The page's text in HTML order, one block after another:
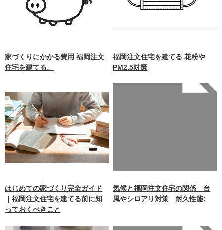
家づくりにかかる費用 福岡注文
住宅を建てる。
福岡注文住宅を建てる 花粉や
PM2.5対策
はじめての家づくり完全ガイド
｜福岡注文住宅を建てる前に知
っておくべきこと
content/themes/nagasaki/f
unctions.phpon line87
気候と福岡注文住宅の関係 台
風やシロアリ対策 耐久性能: